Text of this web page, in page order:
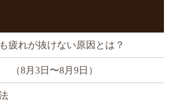
疲れが抜けない原因とは？
8月3日〜8月9日）